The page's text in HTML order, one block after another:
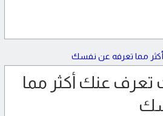
تعرف عنك أكثر مما